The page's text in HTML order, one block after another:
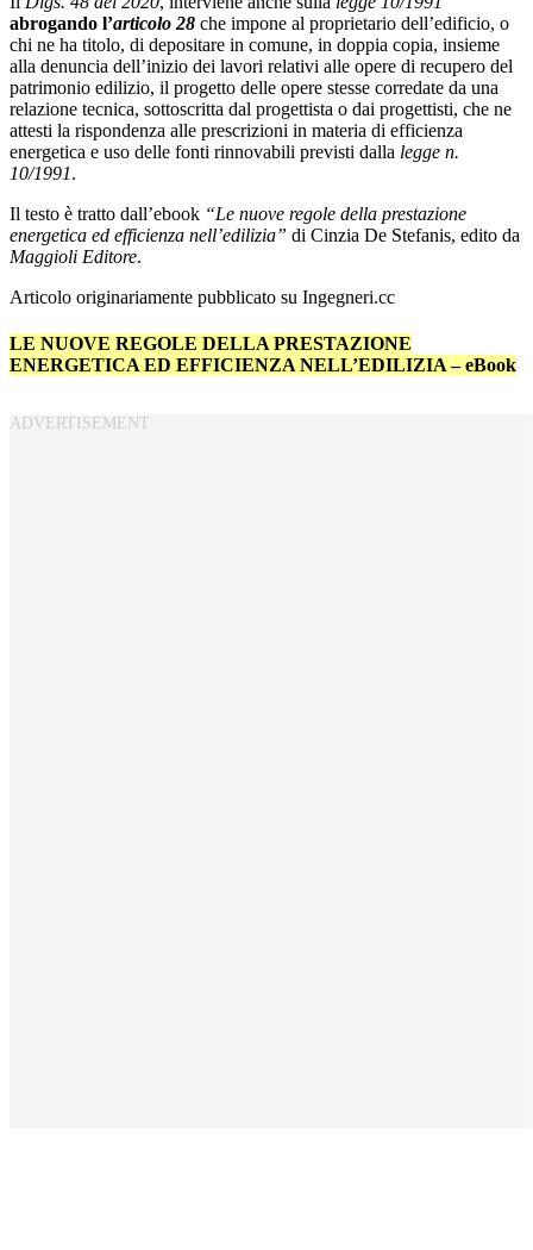
abrogando l’articolo 28 che impone al proprietario dell’edificio, o
chi ne ha titolo, di depositare in comune, in doppia copia, insieme
alla denuncia dell’inizio dei lavori relativi alle opere di recupero del
patrimonio edilizio, il progetto delle opere stesse corredate da una
relazione tecnica, sottoscritta dal progettista o dai progettisti, che ne
attesti la rispondenza alle prescrizioni in materia di efficienza
energetica e uso delle fonti rinnovabili previsti dalla legge n.
10/1991.
Il testo è tratto dall’ebook “Le nuove regole della prestazione
energetica ed efficienza nell’edilizia” di Cinzia De Stefanis, edito da
Maggioli Editore.
Articolo originariamente pubblicato su Ingegneri.cc
LE NUOVE REGOLE DELLA PRESTAZIONE
ENERGETICA ED EFFICIENZA NELL’EDILIZIA – eBook